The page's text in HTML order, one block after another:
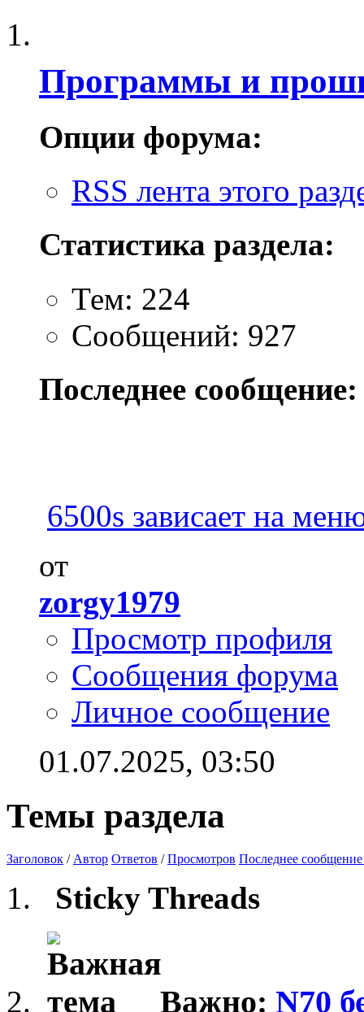
Программы и
Опции форума:
RSS лента этого
Статистика раздела:
Тем: 224
Сообщений: 927
Последнее сообщение:
6500s зависает на
от
zorgy1979
Просмотр профиля
Сообщения форума
Личное сообщение
01.07.2025, 03:50
Темы раздела
Заголовок / Автор Ответов /Просмотров Последнее сообщение
Sticky Threads
Важно: N70